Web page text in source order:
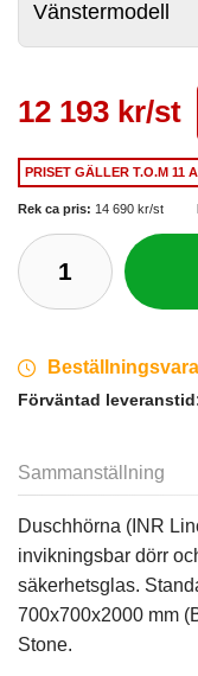
12 193 kr/st
PRISET GÄLLERT.O.M 11
Rek ca pris: 14 690 kr/st
Beställningsvara
Förväntad
Sammanställning
Duschhörna (INR
invikningsbar dörr
säkerhetsglas.
700x700x2000 mm
Stone.